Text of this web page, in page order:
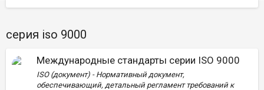
серия iso 9000
Международные стандарты серии ISO 9000
ISO (документ) - Нормативный документ,
обеспечивающий, детальный регламент требований к